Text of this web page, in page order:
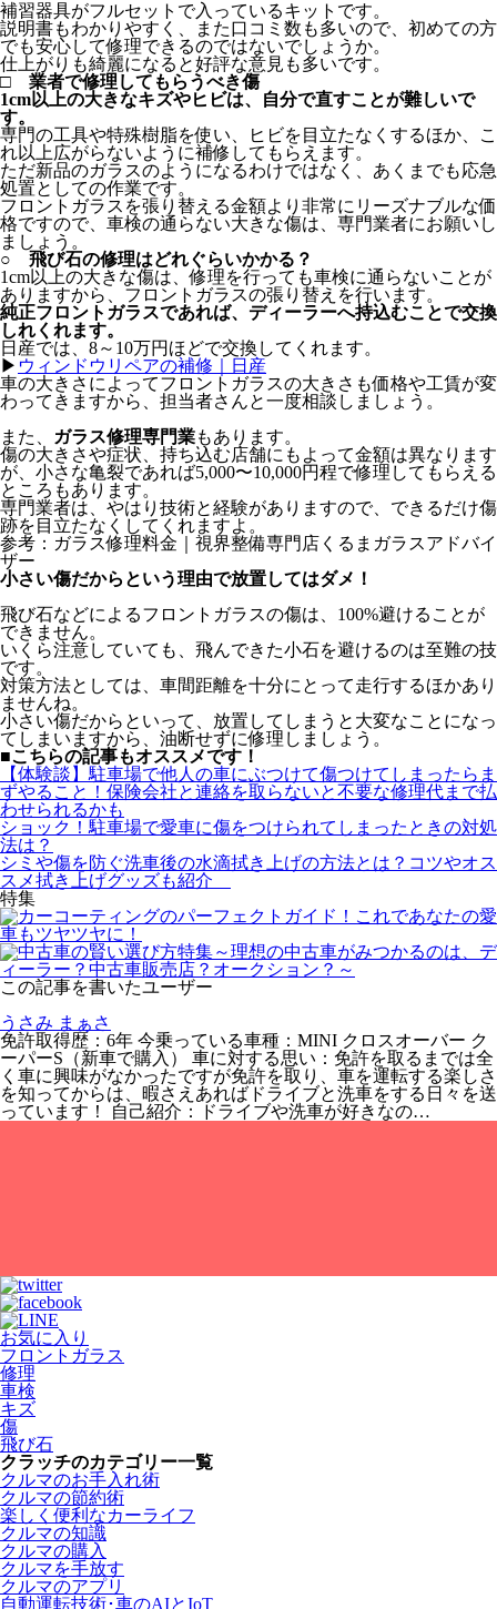
補習器具がフルセットで入っているキットです。
説明書もわかりやすく、また口コミ数も多いので、初めての方
でも安心して修理できるのではないでしょうか。
仕上がりも綺麗になると好評な意見も多いです。
□ 業者で修理してもらうべき傷
1cm以上の大きなキズやヒビは、自分で直すことが難しいで
す。
専門の工具や特殊樹脂を使い、ヒビを目立たなくするほか、こ
れ以上広がらないように補修してもらえます。
ただ新品のガラスのようになるわけではなく、あくまでも応急
処置としての作業です。
フロントガラスを張り替える金額より非常にリーズナブルな価
格ですので、車検の通らない大きな傷は、専門業者にお願いし
ましょう。
○ 飛び石の修理はどれぐらいかかる？
1cm以上の大きな傷は、修理を行っても車検に通らないことが
ありますから、フロントガラスの張り替えを行います。
純正フロントガラスであれば、ディーラーへ持込むことで交換
しれくれます。
日産では、8～10万円ほどで交換してくれます。
▶ ウィンドウリペアの補修｜日産
車の大きさによってフロントガラスの大きさも価格や工賃が変
わってきますから、担当者さんと一度相談しましょう。
また、
ガラス修理専門業もあります。
傷の大きさや症状、持ち込む店舗にもよって金額は異なります
が、小さな亀裂であれば5,000〜10,000円程で修理してもらえる
ところもあります。
専門業者は、やはり技術と経験がありますので、できるだけ傷
跡を目立たなくしてくれますよ。
参考：ガラス修理料金｜視界整備専門店くるまガラスアドバイ
ザー
小さい傷だからという理由で放置してはダメ！
飛び石などによるフロントガラスの傷は、100%避けることが
できません。
いくら注意していても、飛んできた小石を避けるのは至難の技
です。
対策方法としては、車間距離を十分にとって走行するほかあり
ませんね。
小さい傷だからといって、放置してしまうと大変なことになっ
てしまいますから、油断せずに修理しましょう。
■こちらの記事もオススメです！
【体験談】駐車場で他人の車にぶつけて傷つけてしまったらま
ずやること！保険会社と連絡を取らないと不要な修理代まで払
わせられるかも
ショック！駐車場で愛車に傷をつけられてしまったときの対処
法は？
シミや傷を防ぐ洗車後の水滴拭き上げの方法とは？コツやオス
スメ拭き上げグッズも紹介
特集
この記事を書いたユーザー
うさみ まぁさ
免許取得歴：6年 今乗っている車種：MINI クロスオーバー ク
ーパーS（新車で購入） 車に対する思い：免許を取るまでは全
く車に興味がなかったですが免許を取り、車を運転する楽しさ
を知ってからは、暇さえあればドライブと洗車をする日々を送
っています！ 自己紹介：ドライブや洗車が好きなの…
お気に入り
フロントガラス
修理
車検
キズ
傷
飛び石
クラッチのカテゴリー一覧
クルマのお手入れ術
クルマの節約術
楽しく便利なカーライフ
クルマの知識
クルマの購入
クルマを手放す
クルマのアプリ
自動運転技術･車のAIとIoT